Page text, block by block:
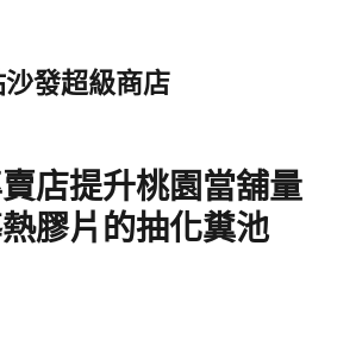
發超級商店
店提升桃園當舖量
膠片的抽化糞池